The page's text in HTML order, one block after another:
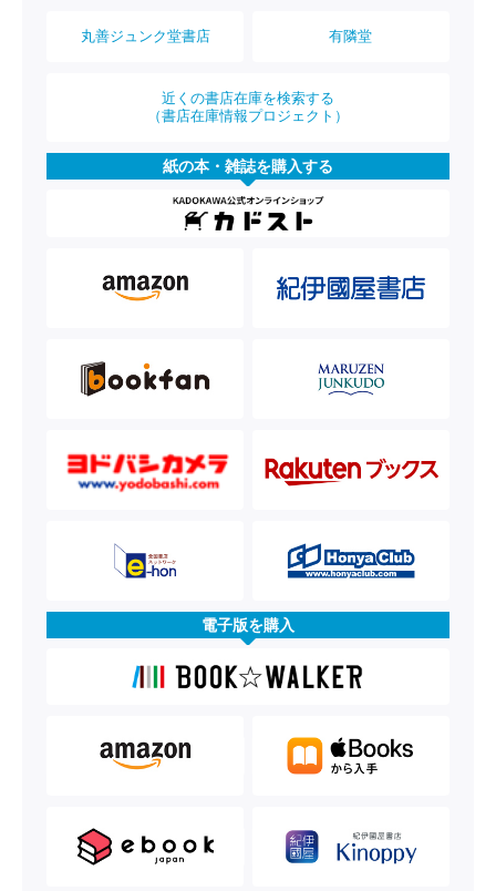
丸善ジュンク堂書店 有隣堂
近くの書店在庫を検索する
（書店在庫情報プロジェクト）
紙の本・雑誌を購入する
電子版を購入